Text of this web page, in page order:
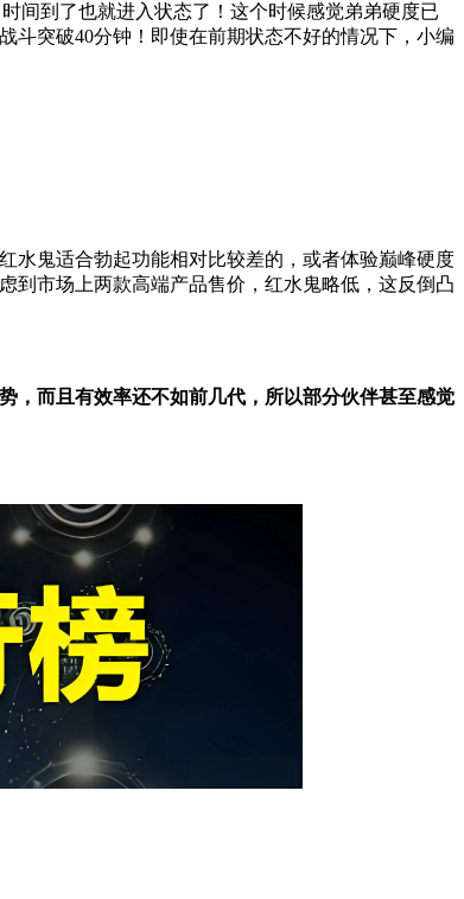
间到了也就进入状态了！这个时候感觉弟弟硬度已
斗突破40分钟！即使在前期状态不好的情况下，小编
水鬼适合勃起功能相对比较差的，或者体验巅峰硬度
到市场上两款高端产品售价，红水鬼略低，这反倒凸
，而且有效率还不如前几代，所以部分伙伴甚至感觉